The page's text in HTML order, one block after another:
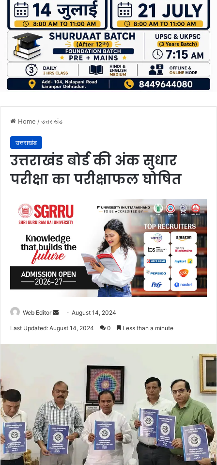
Home /उत्तराखंड
उत्तराखंड
उत्तराखंड बोर्ड की अंक सुधार
परीक्षा का परीक्षाफल घोषित
Web Editor
e
m
a
i
l
August 14, 2024
Last Updated: August 14, 2024 0 Less than a minute